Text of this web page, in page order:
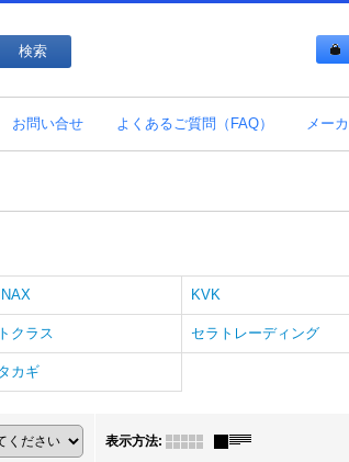
お問い合せ よくあるご質問（FAQ） メー
INAX KVK
トクラス セラトレーディング
カギ
表示方法: